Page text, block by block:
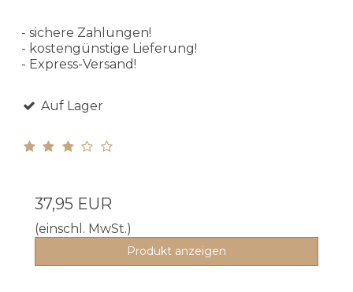
- sichere Zahlungen!
- kostengünstige Lieferung!
- Express-Versand!
Auf Lager
37,95 EUR
(einschl. MwSt.)
Produkt anzeigen